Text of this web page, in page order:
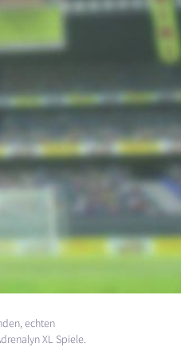
echten
XL Spiele.